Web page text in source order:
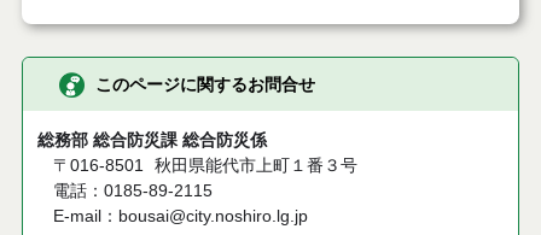
このページに関するお問合せ
総務部 総合防災課 総合防災係
〒016-8501
秋田県能代市上町１番３号
電話：0185-89-2115
E-mail：bousai@city.noshiro.lg.jp